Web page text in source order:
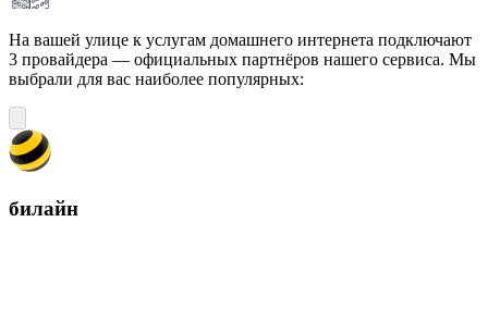
На вашей улице к услугам домашнего интернета подключают
3 провайдера — официальных партнёров нашего сервиса. Мы
выбрали для вас наиболее популярных:
билайн